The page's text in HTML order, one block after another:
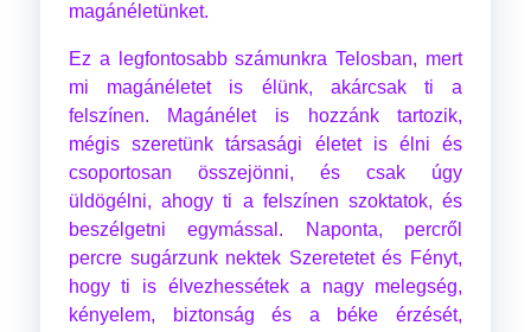
magánéletünket.
Ez a legfontosabb számunkra Telosban, mert
mi magánéletet is élünk, akárcsak ti a
felszínen. Magánélet is hozzánk tartozik,
mégis szeretünk társasági életet is élni és
csoportosan összejönni, és csak úgy
üldögélni, ahogy ti a felszínen szoktatok, és
beszélgetni egymással. Naponta, percről
percre sugárzunk nektek Szeretetet és Fényt,
hogy ti is élvezhessétek a nagy melegség,
kényelem, biztonság és a béke érzését,